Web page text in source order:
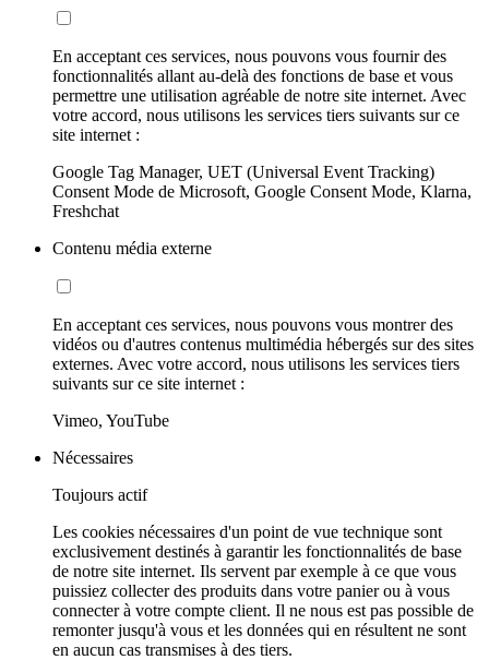
En acceptant ces services, nous pouvons vous fournir des
fonctionnalités allant au-delà des fonctions de base et vous
permettre une utilisation agréable de notre site internet. Avec
votre accord, nous utilisons les services tiers suivants sur ce
site internet :
Google Tag Manager, UET (Universal Event Tracking)
Consent Mode de Microsoft, Google Consent Mode, Klarna,
Freshchat
Contenu média externe
En acceptant ces services, nous pouvons vous montrer des
vidéos ou d'autres contenus multimédia hébergés sur des sites
externes. Avec votre accord, nous utilisons les services tiers
suivants sur ce site internet :
Vimeo, YouTube
Nécessaires
Toujours actif
Les cookies nécessaires d'un point de vue technique sont
exclusivement destinés à garantir les fonctionnalités de base
de notre site internet. Ils servent par exemple à ce que vous
puissiez collecter des produits dans votre panier ou à vous
connecter à votre compte client. Il ne nous est pas possible de
remonter jusqu'à vous et les données qui en résultent ne sont
en aucun cas transmises à des tiers.